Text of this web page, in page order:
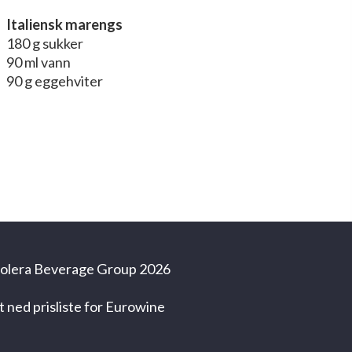
Italiensk marengs
180 g sukker
90 ml vann
90 g eggehviter
Beverage Group 2026
ned prisliste for Eurowine